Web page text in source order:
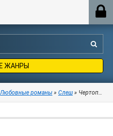
ЖАНРЫ
Любовные романы » Слеш » Чертополох